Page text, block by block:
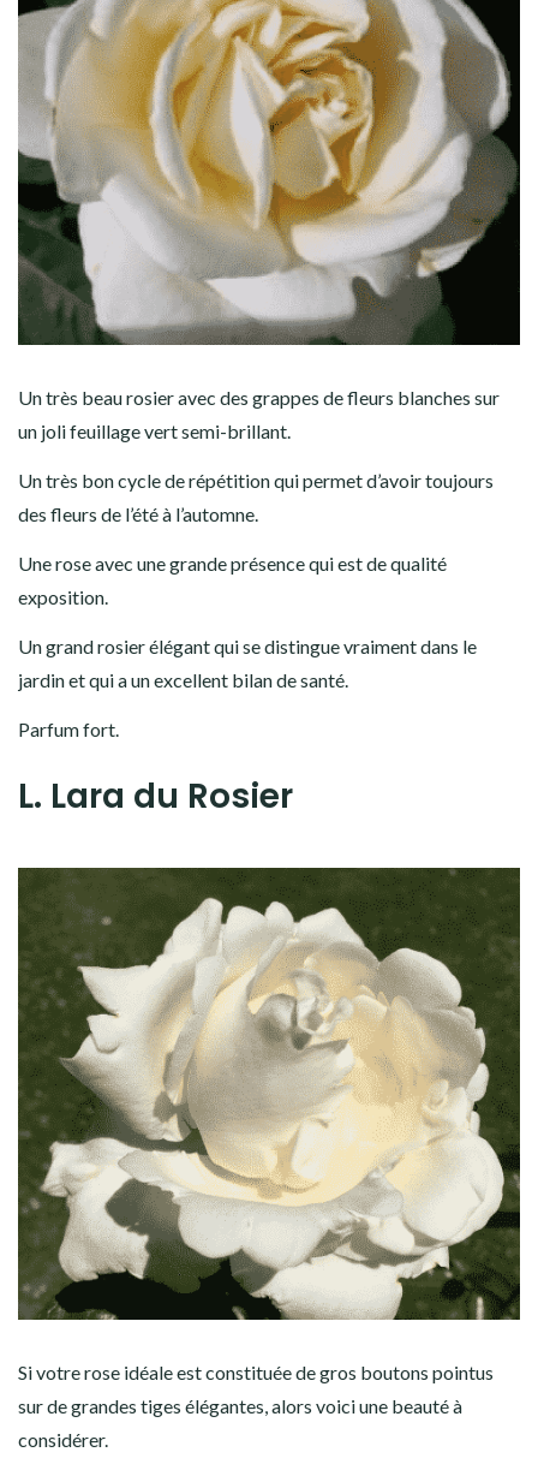
Un très beau rosier avec des grappes de fleurs blanches sur
un joli feuillage vert semi-brillant.
Un très bon cycle de répétition qui permet d’avoir toujours
des fleurs de l’été à l’automne.
Une rose avec une grande présence qui est de qualité
exposition.
Un grand rosier élégant qui se distingue vraiment dans le
jardin et qui a un excellent bilan de santé.
Parfum fort.
L. Lara du Rosier
Si votre rose idéale est constituée de gros boutons pointus
sur de grandes tiges élégantes, alors voici une beauté à
considérer.